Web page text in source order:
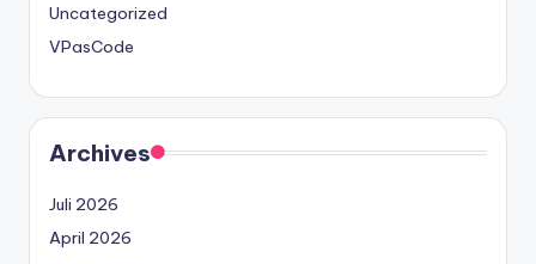
Uncategorized
VPasCode
Archives
Juli 2026
April 2026